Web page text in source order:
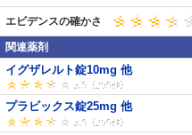
エビデンスの確かさ
関連薬剤
イグザレルト錠10mg 他
プラビックス錠25mg 他